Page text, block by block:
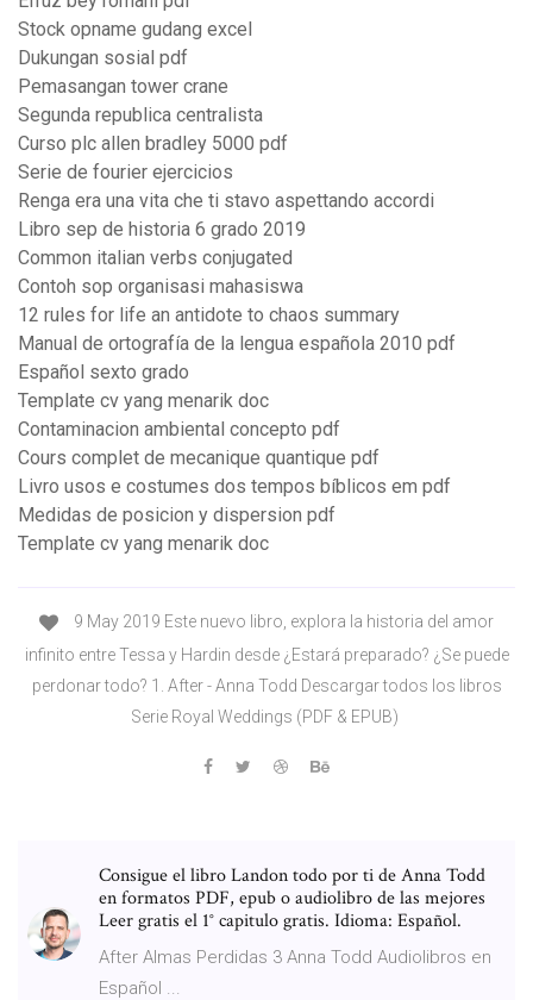
Stock opname gudang excel
Dukungan sosial pdf
Pemasangan tower crane
Segunda republica centralista
Curso plc allen bradley 5000 pdf
Serie de fourier ejercicios
Renga era una vita che ti stavo aspettando accordi
Libro sep de historia 6 grado 2019
Common italian verbs conjugated
Contoh sop organisasi mahasiswa
12 rules for life an antidote to chaos summary
Manual de ortografía de la lengua española 2010 pdf
Español sexto grado
Template cv yang menarik doc
Contaminacion ambiental concepto pdf
Cours complet de mecanique quantique pdf
Livro usos e costumes dos tempos bíblicos em pdf
Medidas de posicion y dispersion pdf
Template cv yang menarik doc
9 May 2019 Este nuevo libro, explora la historia del amor
infinito entre Tessa y Hardin desde ¿Estará preparado? ¿Se puede
perdonar todo? 1. After - Anna Todd Descargar todos los libros
Serie Royal Weddings (PDF & EPUB)
Consigue el libro Landon todo por ti de Anna Todd
en formatos PDF, epub o audiolibro de las mejores
Leer gratis el 1° capitulo gratis. Idioma: Español.
After Almas Perdidas 3 Anna Todd Audiolibros en
Español ...